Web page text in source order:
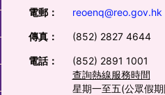
電郵： reoenq@reo.gov.hk
傳真： (852) 2827 4644
電話：
(852) 2891 1001
查詢熱線服務時間
星期一至五(公眾假期